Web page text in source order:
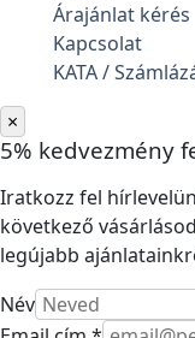
Árajánlat kérés
Kapcsolat
KATA /
×
5% kedvezmény
Iratkozz fel
következő
legújabb
Név